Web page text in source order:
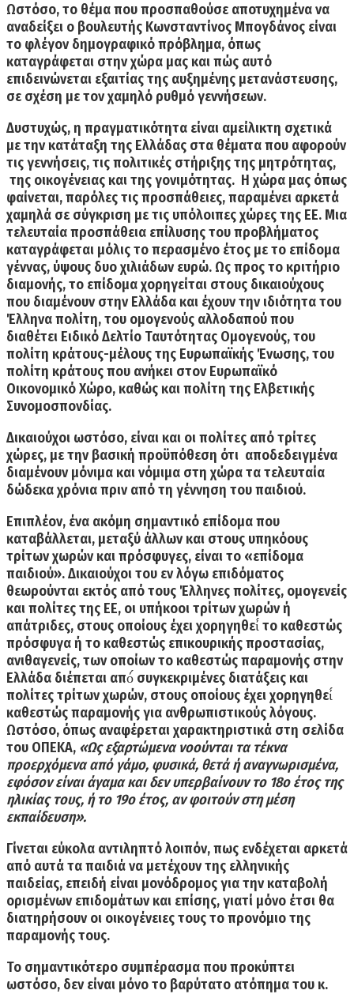
Ωστόσο, το θέμα που προσπαθούσε αποτυχημένανα
αναδείξει ο βουλευτής Κωνσταντίνος Μπογδάνος είναι
το φλέγον δημογραφικό πρόβλημα, όπως
καταγράφεται στην χώρα μας και πώς αυτό
επιδεινώνεται εξαιτίας της αυξημένης μετανάστευσης,
σε σχέση με τον χαμηλό ρυθμό γεννήσεων.
Δυστυχώς, η πραγματικότητα είναι αμείλικτη σχετικά
με την κατάταξη της Ελλάδας στα θέματα που αφορούν
τις γεννήσεις, τις πολιτικές στήριξης της μητρότητας,
της οικογένειας και της γονιμότητας. Η χώρα μας όπως
φαίνεται, παρόλες τις προσπάθειες, παραμένει αρκετά
χαμηλά σε σύγκριση με τις υπόλοιπες χώρες της ΕΕ. Μια
τελευταία προσπάθεια επίλυσης του προβλήματος
καταγράφεται μόλις το περασμένο έτος με το επίδομα
γέννας, ύψους δυο χιλιάδων ευρώ. Ως προς το κριτήριο
διαμονής,το επίδομα χορηγείται στους δικαιούχους
που διαμένουν στην Ελλάδα και έχουν την ιδιότητα του
Έλληνα πολίτη,του ομογενούς αλλοδαπού που
διαθέτει Ειδικό Δελτίο Ταυτότητας Ομογενούς, του
πολίτη κράτους-μέλους της Ευρωπαϊκής Ένωσης, του
πολίτη κράτους που ανήκει στον Ευρωπαϊκό
Οικονομικό Χώρο, καθώς και πολίτη της Ελβετικής
Συνομοσπονδίας.
Δικαιούχοι ωστόσο, είναι και οι πολίτες από τρίτες
χώρες, με την βασική προϋπόθεση ότι αποδεδειγμένα
διαμένουν μόνιμα και νόμιμα στη χώρα τα τελευταία
δώδεκα χρόνια πριν από τη γέννηση του παιδιού.
Επιπλέον, ένα ακόμη σημαντικό επίδομα που
καταβάλλεται, μεταξύ άλλων και στους υπηκόους
τρίτων χωρών και πρόσφυγες, είναι το «επίδομα
παιδιού».Δικαιούχοι του εν λόγω επιδόματος
θεωρούνται εκτός από τους Έλληνες πολίτες, ομογενείς
και πολίτες της ΕΕ, οι υπήκοοι τρίτων χωρών ή
απάτριδες, στους οποίους έχει χορηγηθεί́ το καθεστώς
πρόσφυγα ή το καθεστώς επικουρικής προστασίας,
ανιθαγενείς, των οποίων το καθεστώς παραμονής στην
Ελλάδα διέπεται από́ συγκεκριμένες διατάξεις και
πολίτες τρίτων χωρών, στους οποίους έχει χορηγηθεί́
καθεστώς παραμονής για ανθρωπιστικούς λόγους.
Ωστόσο, όπως αναφέρεται χαρακτηριστικά στη σελίδα
του ΟΠΕΚΑ, «Ως εξαρτώμενα νοούνται τα τέκνα
προερχόμενα από γάμο, φυσικά, θετά ή αναγνωρισμένα,
εφόσον είναι άγαμα και δεν υπερβαίνουν το 18ο έτος της
ηλικίας τους, ή το 19ο έτος, αν φοιτούν στη μέση
εκπαίδευση».
Γίνεται εύκολα αντιληπτό λοιπόν, πως ενδέχεται αρκετά
από αυτά τα παιδιά να μετέχουν της ελληνικής
παιδείας, επειδή είναι μονόδρομος για την καταβολή
ορισμένων επιδομάτων και επίσης, γιατί μόνο έτσι θα
διατηρήσουν οι οικογένειες τους το προνόμιο της
παραμονής τους.
Το σημαντικότερο συμπέρασμα που προκύπτει
ωστόσο, δεν είναι μόνοτο βαρύτατο ατόπημα του κ.